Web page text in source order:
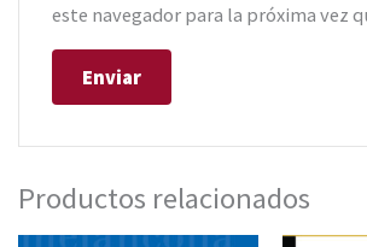
este navegador para la próxima vez
Productos relacionados